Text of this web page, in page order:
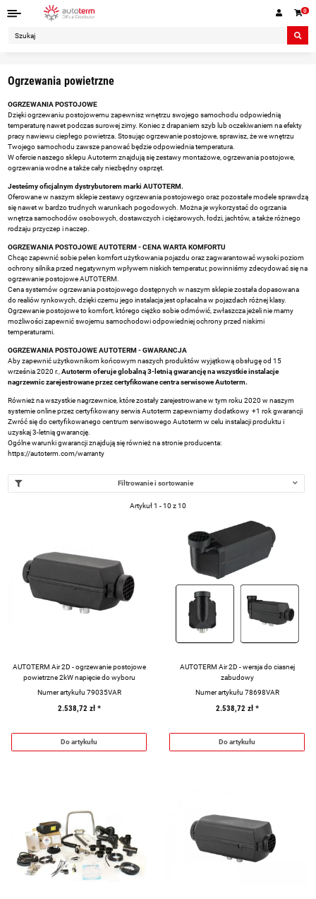
0
Ogrzewania powietrzne
OGRZEWANIA POSTOJOWE
Dzięki ogrzewaniu postojowemu zapewnisz wnętrzu swojego samochodu odpowiednią
temperaturę nawet podczas surowej zimy. Koniec z drapaniem szyb lub oczekiwaniem na efekty
pracy nawiewu ciepłego powietrza. Stosując ogrzewanie postojowe, sprawisz, że we wnętrzu
Twojego samochodu zawsze panować będzie odpowiednia temperatura.
W ofercie naszego sklepu Autoterm znajdują się zestawy montażowe, ogrzewania postojowe,
ogrzewania wodne a także cały niezbędny osprzęt.
Jesteśmy oficjalnym dystrybutorem marki AUTOTERM.
Oferowane w naszym sklepie zestawy ogrzewania postojowego oraz pozostałe modele sprawdzą
się nawet w bardzo trudnych warunkach pogodowych. Można je wykorzystać do ogrzania
wnętrza samochodów osobowych, dostawczych i ciężarowych, łodzi, jachtów, a także różnego
rodzaju przyczep i naczep.
OGRZEWANIA POSTOJOWE AUTOTERM - CENA WARTA KOMFORTU
Chcąc zapewnić sobie pełen komfort użytkowania pojazdu oraz zagwarantować wysoki poziom
ochrony silnika przed negatywnym wpływem niskich temperatur, powinniśmy zdecydować się na
ogrzewanie postojowe AUTOTERM.
Cena systemów ogrzewania postojowego dostępnych w naszym sklepie została dopasowana
do realiów rynkowych, dzięki czemu jego instalacja jest opłacalna w pojazdach różnej klasy.
Ogrzewanie postojowe to komfort, którego ciężko sobie odmówić, zwłaszcza jeżeli nie mamy
możliwości zapewnić swojemu samochodowi odpowiedniej ochrony przed niskimi
temperaturami.
OGRZEWANIA POSTOJOWE AUTOTERM - GWARANCJA
Aby zapewnić użytkownikom końcowym naszych produktów wyjątkową obsługę od 15
września 2020 r.,Autoterm oferuje globalną 3-letnią gwarancję na wszystkie instalacje
nagrzewnic zarejestrowane przez certyfikowane centra serwisowe Autoterm.
Również na wszystkie nagrzewnice, które zostały zarejestrowane w tym roku 2020 w naszym
systemie online przez certyfikowany serwis Autoterm zapewniamy dodatkowy +1 rok gwarancji
Zwróć się do certyfikowanego centrum serwisowego Autoterm w celu instalacji produktu i
uzyskaj 3-letnią gwarancję.
Ogólne warunki gwarancji znajdują się również na stronie producenta:
https://autoterm.com/warranty
Filtrowanie i sortowanie
Artykuł 1 - 10 z 10
AUTOTERM Air 2D - ogrzewanie postojowe
powietrzne 2kW napięcie do wyboru
Numer artykułu 79035VAR
2.538,72 zł *
Do artykułu
AUTOTERM Air 2D - wersja do ciasnej
zabudowy
Numer artykułu 78698VAR
2.538,72 zł *
Do artykułu